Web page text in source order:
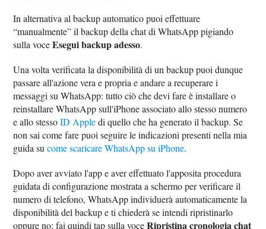
In alternativa al backup automatico puoi effettuare
“manualmente” il backup della chat di WhatsApp pigiando
sulla voceEsegui backup adesso.
Una volta verificata la disponibilità di un backup puoi dunque
passare all'azione vera e propria e andare a recuperare i
messaggi su WhatsApp: tutto ciò che devi fare è installare o
reinstallare WhatsApp sull'iPhone associato allo stesso numero
e allo stessoID Appledi quello che ha generato il backup. Se
non sai come fare puoi seguire le indicazioni presenti nella mia
guida sucome scaricare WhatsApp su iPhone.
Dopo aver avviato l'app e aver effettuato l'apposita procedura
guidata di configurazione mostrata a schermo per verificare il
numero di telefono, WhatsApp individuerà automaticamente la
disponibilità del backup e ti chiederà se intendi ripristinarlo
oppure no; fai quindi tap sulla voceRipristina cronologia chat